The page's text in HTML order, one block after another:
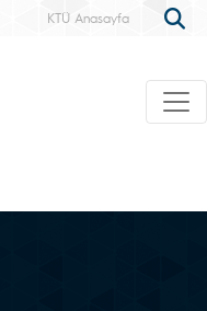
KTÜ Anasayfa